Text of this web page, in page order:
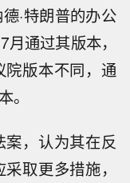
·特朗普的办公
通过其版本，
版本不同，通
。
，认为其在反
取更多措施，